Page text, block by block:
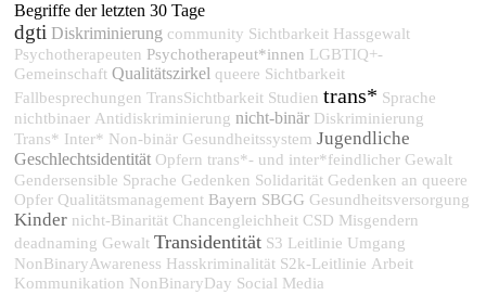
Begriffe der letzten 30 Tage
dgti Diskriminierung community Sichtbarkeit Hassgewalt
Psychotherapeuten Psychotherapeut*innen LGBTIQ+-
Gemeinschaft Qualitätszirkel queere Sichtbarkeit
Fallbesprechungen TransSichtbarkeit Studien trans* Sprache
nichtbinaer Antidiskriminierung nicht-binär Diskriminierung
Trans* Inter* Non-binär Gesundheitssystem Jugendliche
Geschlechtsidentität Opfern trans*- und inter*feindlicher Gewalt
Gendersensible Sprache Gedenken Solidarität Gedenken an queere
Opfer Qualitätsmanagement Bayern SBGG Gesundheitsversorgung
Kinder nicht-Binarität Chancengleichheit CSD Misgendern
deadnaming Gewalt Transidentität S3 Leitlinie Umgang
NonBinaryAwareness Hasskriminalität S2k-Leitlinie Arbeit
Kommunikation NonBinaryDay Social Media